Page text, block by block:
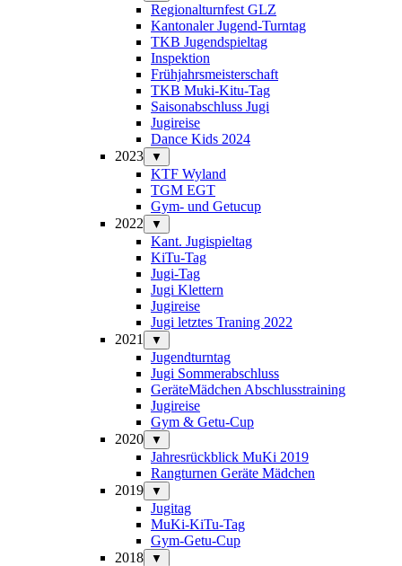
Regionalturnfest GLZ
Kantonaler Jugend-Turntag
TKB Jugendspieltag
Inspektion
Frühjahrsmeisterschaft
TKB Muki-Kitu-Tag
Saisonabschluss Jugi
Jugireise
Dance Kids 2024
2023
▼
KTF Wyland
TGM EGT
Gym- und Getucup
2022
▼
Kant. Jugispieltag
KiTu-Tag
Jugi-Tag
Jugi Klettern
Jugireise
Jugi letztes Traning 2022
2021
▼
Jugendturntag
Jugi Sommerabschluss
GeräteMädchen Abschlusstraining
Jugireise
Gym & Getu-Cup
2020
▼
Jahresrückblick MuKi 2019
Rangturnen Geräte Mädchen
2019
▼
Jugitag
MuKi-KiTu-Tag
Gym-Getu-Cup
2018
▼